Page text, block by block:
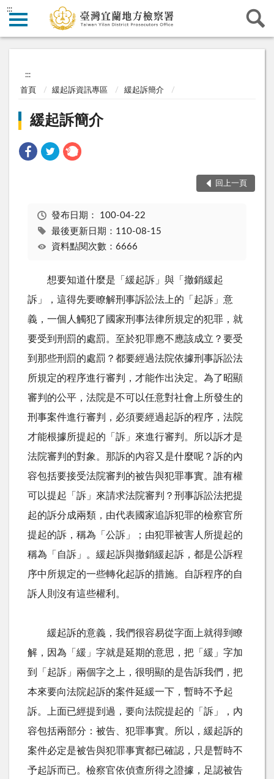
:::
:::
首頁 緩起訴資訊專區 緩起訴簡介
緩起訴簡介
回上一頁
發布日期： 100-04-22
最後更新日期：110-08-15
資料點閱次數：6666
想要知道什麼是「緩起訴」與「撤銷緩起
訴」，這得先要瞭解刑事訴訟法上的「起訴」意
義，一個人觸犯了國家刑事法律所規定的犯罪，就
要受到刑罰的處罰。至於犯罪應不應該成立？要受
到那些刑罰的處罰？都要經過法院依據刑事訴訟法
所規定的程序進行審判，才能作出決定。為了昭顯
審判的公平，法院是不可以任意對社會上所發生的
刑事案件進行審判，必須要經過起訴的程序，法院
才能根據所提起的「訴」來進行審判。所以訴才是
法院審判的對象。那訴的內容又是什麼呢？訴的內
容包括要接受法院審判的被告與犯罪事實。誰有權
可以提起「訴」來請求法院審判？刑事訴訟法把提
起的訴分成兩類，由代表國家追訴犯罪的檢察官所
提起的訴，稱為「公訴」；由犯罪被害人所提起的
稱為「自訴」。緩起訴與撤銷緩起訴，都是公訴程
序中所規定的一些轉化起訴的措施。自訴程序的自
訴人則沒有這些權利。
緩起訴的意義，我們很容易從字面上就得到瞭
解，因為「緩」字就是延期的意思，把「緩」字加
到「起訴」兩個字之上，很明顯的是告訴我們，把
本來要向法院起訴的案件延緩一下，暫時不予起
訴。上面已經提到過，要向法院提起的「訴」，內
容包括兩部分：被告、犯罪事實。所以，緩起訴的
案件必定是被告與犯罪事實都已確認，只是暫時不
予起訴而已。檢察官依偵查所得之證據，足認被告